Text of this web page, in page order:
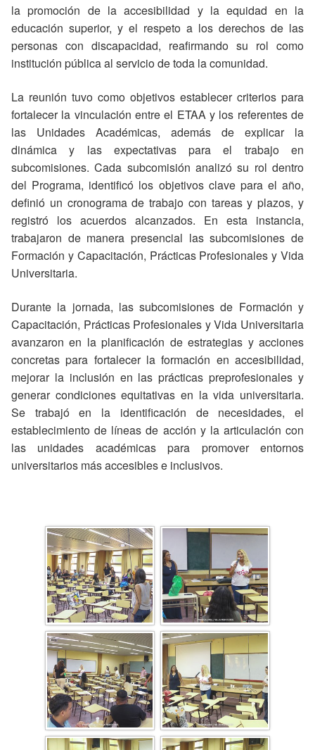
la promoción de la accesibilidad y la equidad en la
educación superior, y el respeto a los derechos de las
personas con discapacidad, reafirmando su rol como
institución pública al servicio de toda la comunidad.
La reunión tuvo como objetivos establecer criterios para
fortalecer la vinculación entre el ETAA y los referentes de
las Unidades Académicas, además de explicar la
dinámica y las expectativas para el trabajo en
subcomisiones. Cada subcomisión analizó su rol dentro
del Programa, identificó los objetivos clave para el año,
definió un cronograma de trabajo con tareas y plazos, y
registró los acuerdos alcanzados. En esta instancia,
trabajaron de manera presencial las subcomisiones de
Formación y Capacitación, Prácticas Profesionales y Vida
Universitaria.
Durante la jornada, las subcomisiones de Formación y
Capacitación, Prácticas Profesionales y Vida Universitaria
avanzaron en la planificación de estrategias y acciones
concretas para fortalecer la formación en accesibilidad,
mejorar la inclusión en las prácticas preprofesionales y
generar condiciones equitativas en la vida universitaria.
Se trabajó en la identificación de necesidades, el
establecimiento de líneas de acción y la articulación con
las unidades académicas para promover entornos
universitarios más accesibles e inclusivos.